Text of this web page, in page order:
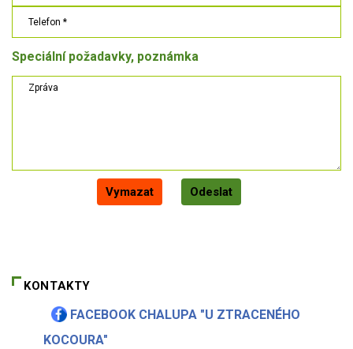
Speciální požadavky, poznámka
Vymazat Odeslat
KONTAKTY
FACEBOOK CHALUPA "U ZTRACENÉHO
KOCOURA"